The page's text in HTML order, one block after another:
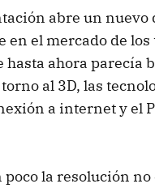
abre un nuevo
en el mercado de los
hasta ahora parecía
al 3D, las
a internet y el
poco la resolución no